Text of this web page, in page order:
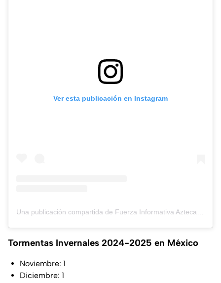
Ver esta publicación en Instagram
Una publicación compartida de Fuerza Informativa Azteca (@aztecanoticias)
Tormentas Invernales 2024-2025 en México
Noviembre: 1
Diciembre: 1